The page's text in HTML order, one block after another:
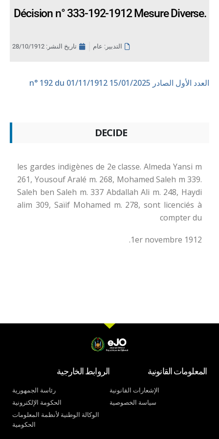
Décision n° 333-192-1912 Mesure Diverse.
التدبير: عام تاريخ النشر: 28/10/1912
العدد الأول الصادر 15/01/2025
DECIDE
les gardes indigènes de 2e classe. Almeda Yansi m
261, Yousouf Aralé m. 268, Mohamed Saleh m 339.
Saleh ben Saleh m. 337 Abdallah Ali m. 248, Haydi
alim 309, Saïif Mohamed m. 278, sont licenciés à
compter du
1er novembre 1912.
المعلومات القانونية
الإشعارات القانونية
سياسة الخصوصية
الروابط الخارجية
رئاسة الجمهورية
الحكومة الإلكترونية
الوكالة الوطنية لأنظمة المعلومات
الحكومية